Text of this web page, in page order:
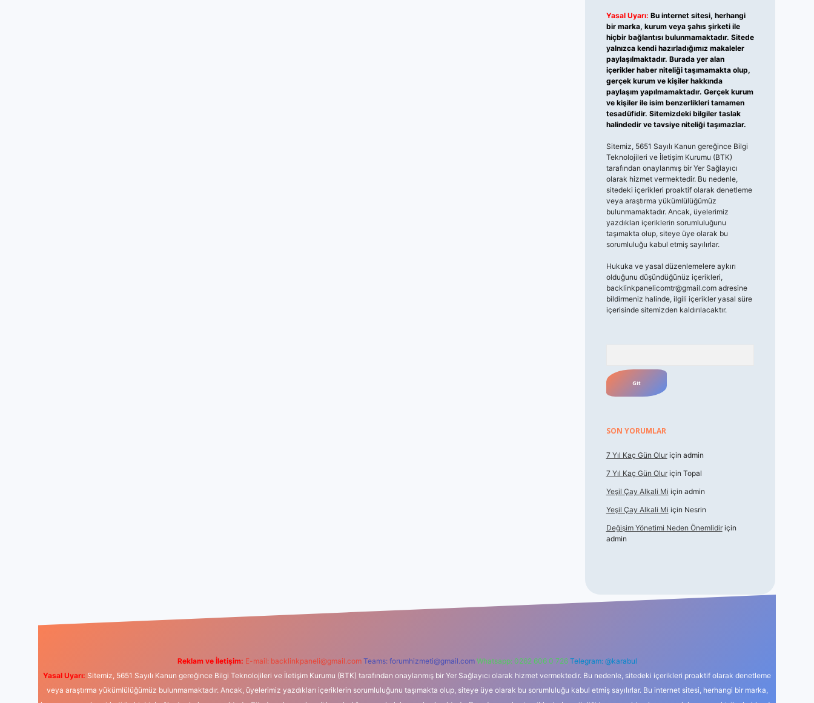
Yasal Uyarı: Bu internet sitesi, herhangi
bir marka, kurum veya şahıs şirketi ile
hiçbir bağlantısı bulunmamaktadır. Sitede
yalnızca kendi hazırladığımız makaleler
paylaşılmaktadır. Burada yer alan
içerikler haber niteliği taşımamakta olup,
gerçek kurum ve kişiler hakkında
paylaşım yapılmamaktadır. Gerçek kurum
ve kişiler ile isim benzerlikleri tamamen
tesadüfidir. Sitemizdeki bilgiler taslak
halindedir ve tavsiye niteliği taşımazlar.
Sitemiz, 5651 Sayılı Kanun gereğince Bilgi
Teknolojileri ve İletişim Kurumu (BTK)
tarafından onaylanmış bir Yer Sağlayıcı
olarak hizmet vermektedir. Bu nedenle,
sitedeki içerikleri proaktif olarak denetleme
veya araştırma yükümlülüğümüz
bulunmamaktadır. Ancak, üyelerimiz
yazdıkları içeriklerin sorumluluğunu
taşımakta olup, siteye üye olarak bu
sorumluluğu kabul etmiş sayılırlar.
Hukuka ve yasal düzenlemelere aykırı
olduğunu düşündüğünüz içerikleri,
backlinkpanelicomtr@gmail.comadresine
bildirmeniz halinde, ilgili içerikler yasal süre
içerisinde sitemizden kaldırılacaktır.
SON YORUMLAR
7 Yıl Kaç Gün Oluriçin admin
7 Yıl Kaç Gün Oluriçin Topal
Yeşil Çay Alkali Mi için admin
Yeşil Çay Alkali Mi için Nesrin
Değişim Yönetimi Neden Önemlidiriçin
admin
Reklam ve İletişim: E-mail: backlinkpaneli@gmail.com Teams: forumhizmeti@gmail.com Whatsapp: 0262 606 0 726 Telegram: @karabul
Yasal Uyarı: Sitemiz, 5651 Sayılı Kanun gereğince Bilgi Teknolojileri ve İletişim Kurumu (BTK) tarafından onaylanmış bir Yer Sağlayıcı olarak hizmet vermektedir. Bu nedenle, sitedeki içerikleri proaktif olarak denetleme
veya araştırma yükümlülüğümüz bulunmamaktadır. Ancak, üyelerimiz yazdıkları içeriklerin sorumluluğunu taşımakta olup, siteye üye olarak bu sorumluluğu kabul etmiş sayılırlar. Bu internet sitesi, herhangi bir marka,